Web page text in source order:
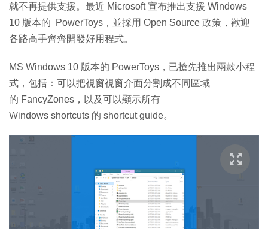
就不再提供支援。最近 Microsoft 宣布推出支援 Windows
10 版本的 PowerToys，並採用 Open Source 政策，歡迎
各路高手齊齊開發好用程式。
MS Windows 10 版本的 PowerToys，已搶先推出兩款小程
式，包括：可以把視窗視窗介面分割成不同區域
的 FancyZones，以及可以顯示所有
Windows shortcuts 的 shortcut guide。